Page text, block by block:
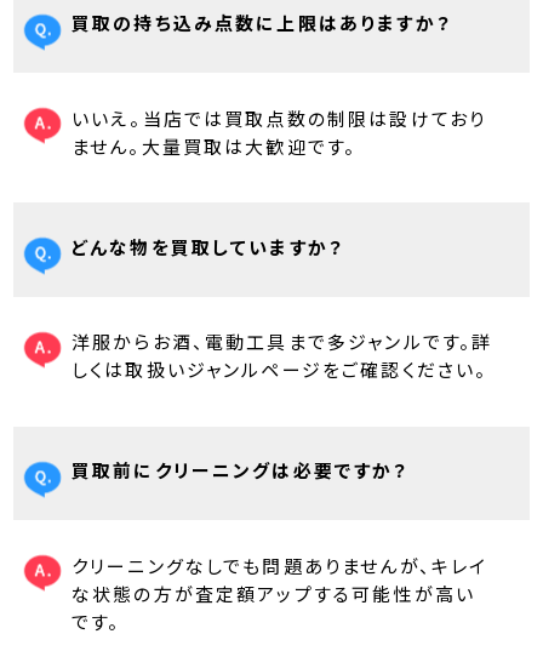
買取の持ち込み点数に上限はありますか？
いいえ。当店では買取点数の制限は設けており
ません。大量買取は大歓迎です。
どんな物を買取していますか？
洋服からお酒、電動工具まで多ジャンルです。詳
しくは取扱いジャンルページをご確認ください。
買取前にクリーニングは必要ですか？
クリーニングなしでも問題ありませんが、キレイ
な状態の方が査定額アップする可能性が高い
です。